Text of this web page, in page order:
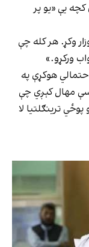
یې «یو پر
وکړ. هر کله چې
ورکړو.»
هوکړې په
مهال کېږي چې
ترینګلتیا لا